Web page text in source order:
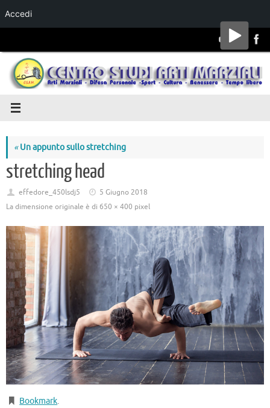
Accedi
Salta al
«Un appunto sullo stretching
stretching head
effedore_450lsdj5
5 Giugno 2018
La dimensione originale è di 650 × 400 pixel
Bookmark.